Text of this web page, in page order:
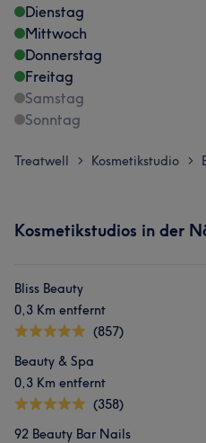
Dienstag
Mittwoch
Donnerstag
Freitag
Samstag
Sonntag
Treatwell > Kosmetikstudio >
Kosmetikstudios in der
Bliss Beauty
0,3 Km entfernt
(857)
Beauty & Spa
0,3 Km entfernt
(358)
92 Beauty Bar Nails